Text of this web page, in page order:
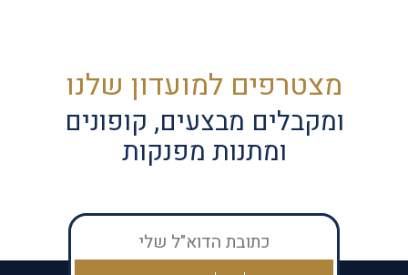
מצטרפים למועדון שלנו
ומקבלים מבצעים, קופונים
ומתנות מפנקות